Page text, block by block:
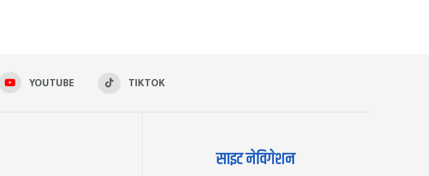
YOUTUBE TIKTOK
साइट नेविगेशन